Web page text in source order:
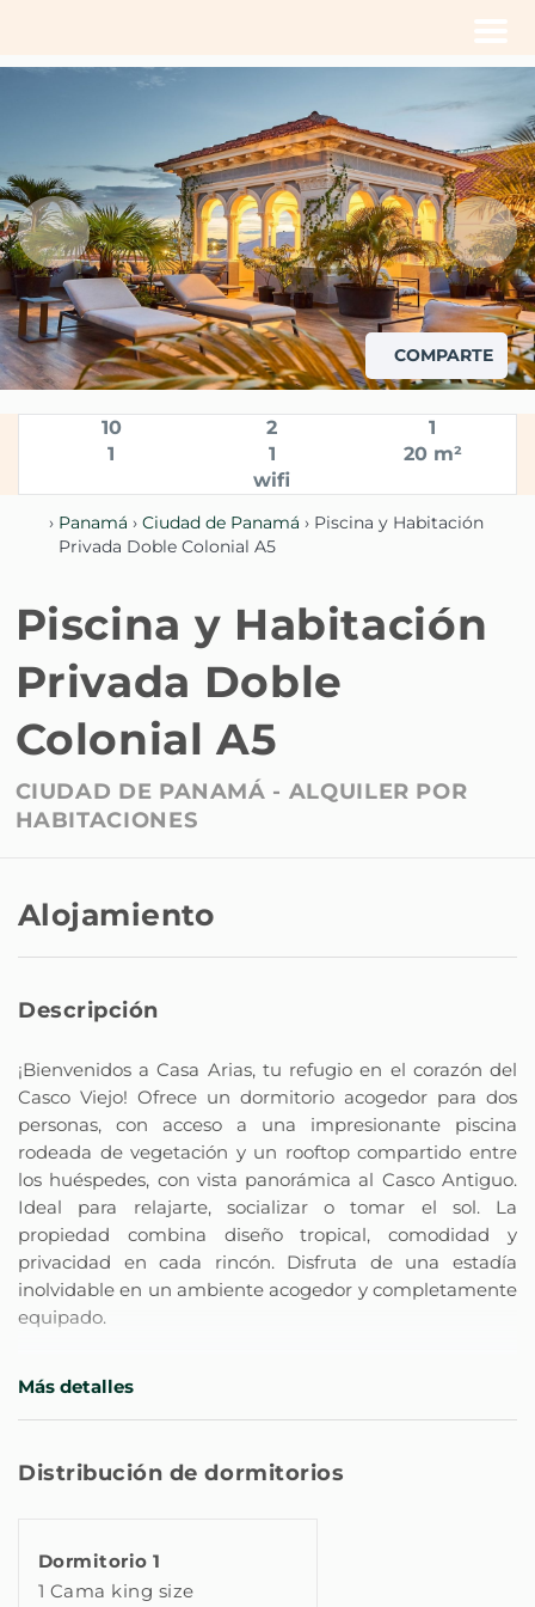
Menu
COMPARTE
10 2
1
1
1
20 m²
wifi
› Panamá › Ciudad de Panamá › Piscina y Habitación
Privada Doble Colonial A5
Piscina y Habitación
Privada Doble
Colonial A5
CIUDAD DE PANAMÁ - ALQUILER POR
HABITACIONES
Alojamiento
Descripción
¡Bienvenidos a Casa Arias, tu refugio en el corazón del
Casco Viejo! Ofrece un dormitorio acogedor para dos
personas, con acceso a una impresionante piscina
rodeada de vegetación y un rooftop compartido entre
los huéspedes, con vista panorámica al Casco Antiguo.
Ideal para relajarte, socializar o tomar el sol. La
propiedad combina diseño tropical, comodidad y
privacidad en cada rincón. Disfruta de una estadía
inolvidable en un ambiente acogedor y completamente
equipado.
- Salón: Equipada con aire acondicionado tipo Split,
calefacción, una mesita de trabajo y Smart TV.
acondicionado, espacio para guardar la ropa, perchas,
noche, espejo.
- Baño completo: Equipado con champú, gel de ducha,
Más detalles
Distribución de dormitorios
Dormitorio 1
1 Cama king size